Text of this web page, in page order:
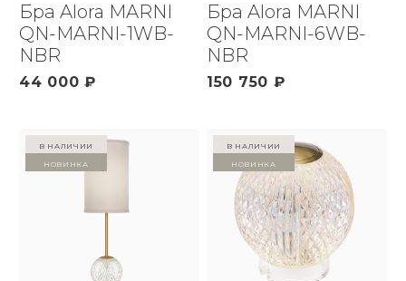
Бра Alora MARNI
QN-MARNI-1WB-
NBR
44 000 ₽
Бра Alora MARNI
QN-MARNI-6WB-
NBR
150 750 ₽
в наличии
Новинка
в наличии
Новинка